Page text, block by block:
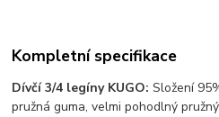
Kompletní specifikace
Dívčí 3/4 legíny KUGO:Složení
pružná guma, velmi pohodlný